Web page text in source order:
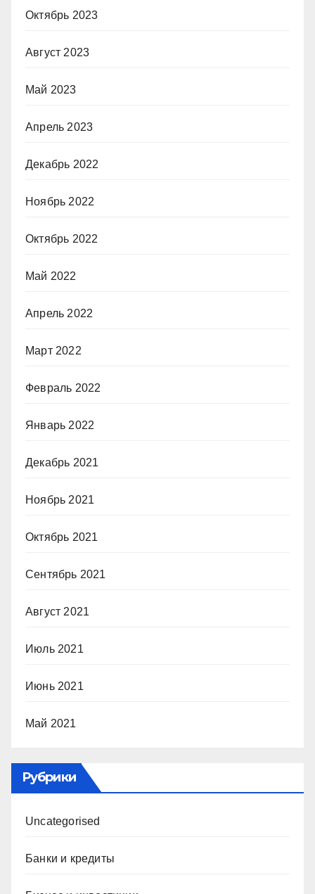
Октябрь 2023
Август 2023
Май 2023
Апрель 2023
Декабрь 2022
Ноябрь 2022
Октябрь 2022
Май 2022
Апрель 2022
Март 2022
Февраль 2022
Январь 2022
Декабрь 2021
Ноябрь 2021
Октябрь 2021
Сентябрь 2021
Август 2021
Июль 2021
Июнь 2021
Май 2021
Рубрики
Uncategorised
Банки и кредиты